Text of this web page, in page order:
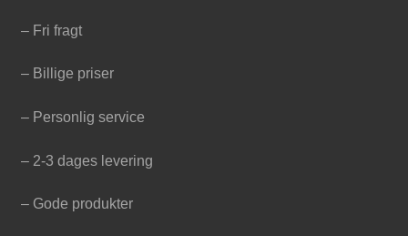
– Fri fragt
– Billige priser
– Personlig service
– 2-3 dages levering
– Gode produkter